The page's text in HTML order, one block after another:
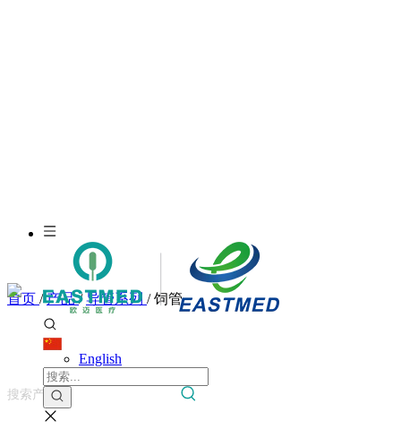
English
首页 /产品 /导管系列 /饲管